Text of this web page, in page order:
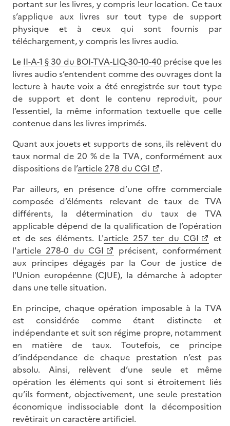
portant sur les livres, y compris leur location. Ce taux
s’applique aux livres sur tout type de support
physique et à ceux qui sont fournis par
téléchargement, y compris les livres audio.
Le II-A-1 § 30 du BOI-TVA-LIQ-30-10-40 précise que les
livres audio s’entendent comme des ouvrages dont la
lecture à haute voix a été enregistrée sur tout type
de support et dont le contenu reproduit, pour
l’essentiel, la même information textuelle que celle
contenue dans les livres imprimés.
Quant aux jouets et supports de sons, ils relèvent du
taux normal de 20 % de la TVA, conformément aux
dispositions de l’article 278 du CGI
.
Par ailleurs, en présence d’une offre commerciale
composée d’éléments relevant de taux de TVA
différents, la détermination du taux de TVA
applicable dépend de la qualification de l’opération
et de ses éléments. L'article 257 ter du CGI
et
l'article 278-0 du CGI
précisent, conformément
aux principes dégagés par la Cour de justice de
l'Union européenne (CJUE), la démarche à adopter
dans une telle situation.
En principe, chaque opération imposable à la TVA
est considérée comme étant distincte et
indépendante et suit son régime propre, notamment
en matière de taux. Toutefois, ce principe
d’indépendance de chaque prestation n’est pas
absolu. Ainsi, relèvent d’une seule et même
opération les éléments qui sont si étroitement liés
qu’ils forment, objectivement, une seule prestation
économique indissociable dont la décomposition
revêtirait un caractère artificiel.